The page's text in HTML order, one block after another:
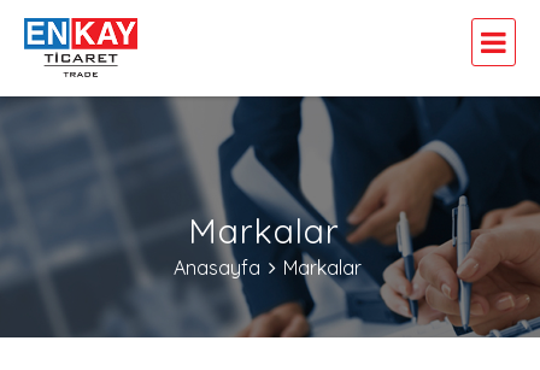
Markalar
Anasayfa Markalar